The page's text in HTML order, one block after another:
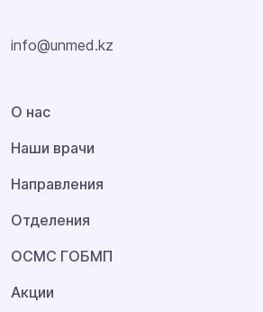
info@unmed.kz
О нас
Наши врачи
Направления
Отделения
ОСМС ГОБМП
Акции